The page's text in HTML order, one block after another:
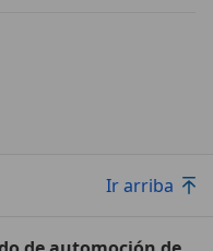
Ir arriba